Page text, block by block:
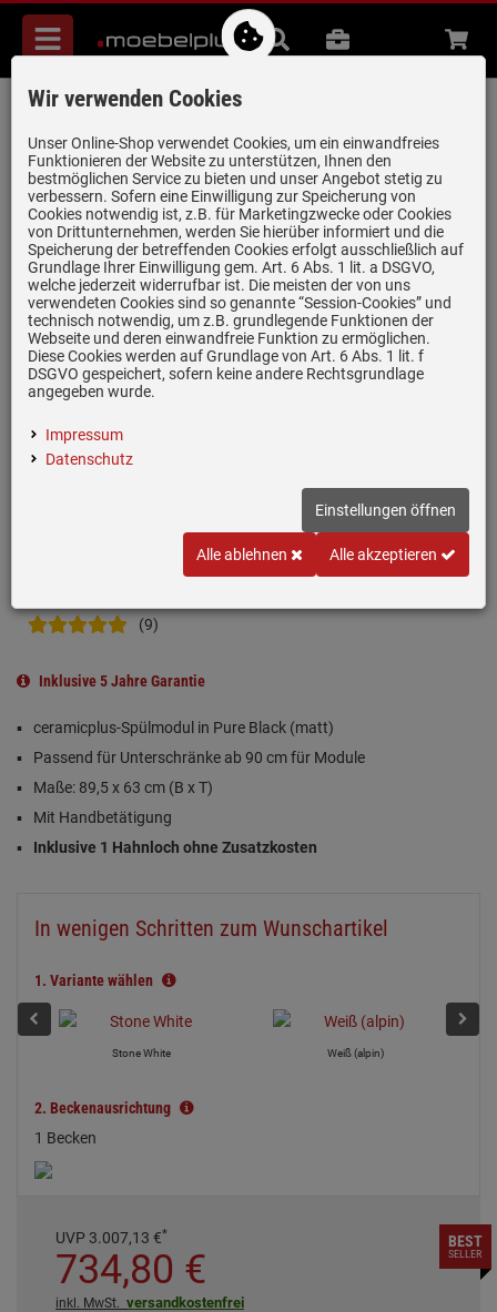
Menü
Suche
B2B Beratung
Villeroy & Boch Spülstein Doppelbecken
Pure Black - 6323 91 R7 Keramikspüle
Handbetätigung inkl. Hahnloch 1
Artikel-Nummer:19979903 | Herstellernummer:632391R7+HL1 |
EAN:4065467451723
nur noch 4 Stück verfügbar!
(9)
Inklusive 5 Jahre Garantie
ceramicplus-Spülmodul in Pure Black (matt)
Passend für Unterschränke ab 90 cm für Module
Maße: 89,5 x 63 cm (B x T)
Mit Handbetätigung
Inklusive 1 Hahnloch ohne Zusatzkosten
In wenigen Schritten zum Wunschartikel
1. Variante wählen
Stone White Weiß (alpin)
2. Beckenausrichtung
1 Becken
BEST
SELLER
UVP 3.007,13 €*
734,80 €
inkl. MwSt. versandkostenfrei
Wir verwenden Cookies
Unser Online-Shop verwendet Cookies, um ein einwandfreies
Funktionieren der Website zu unterstützen, Ihnen den
bestmöglichen Service zu bieten und unser Angebot stetig zu
verbessern. Sofern eine Einwilligung zur Speicherung von
Cookies notwendig ist, z.B. für Marketingzwecke oder Cookies
von Drittunternehmen, werden Sie hierüber informiert und die
Speicherung der betreffenden Cookies erfolgt ausschließlich auf
Grundlage Ihrer Einwilligung gem. Art. 6 Abs. 1 lit. a DSGVO,
welche jederzeit widerrufbar ist. Die meisten der von uns
verwendeten Cookies sind so genannte “Session-Cookies” und
technisch notwendig, um z.B. grundlegende Funktionen der
Webseite und deren einwandfreie Funktion zu ermöglichen.
Diese Cookies werden auf Grundlage von Art. 6 Abs. 1 lit. f
DSGVO gespeichert, sofern keine andere Rechtsgrundlage
angegeben wurde.
Impressum
Datenschutz
Einstellungen öffnen
Alle ablehnen Alle akzeptieren